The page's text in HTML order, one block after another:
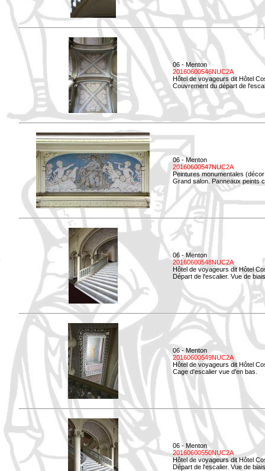
06 - Menton
20160600546NUC2A
Hôtel de voyageurs dit Hôtel
Couvrement du départ de
06 - Menton
20160600547NUC2A
Peintures monumentales
Grand salon. Panneaux peints
06 - Menton
20160600548NUC2A
Hôtel de voyageurs dit Hôtel
Départ de l'escalier. Vue de
06 - Menton
20160600549NUC2A
Hôtel de voyageurs dit Hôtel
Cage d'escalier vue d'en bas.
06 - Menton
20160600550NUC2A
Hôtel de voyageurs dit Hôtel
Départ de l'escalier. Vue de